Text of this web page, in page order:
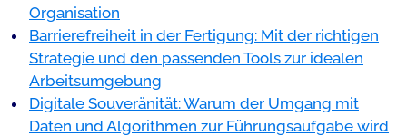
Organisation
Barrierefreiheit in der Fertigung: Mit der richtigen
Strategie und den passenden Tools zur idealen
Arbeitsumgebung
Digitale Souveränität: Warum der Umgang mit
Daten und Algorithmen zur Führungsaufgabe wird